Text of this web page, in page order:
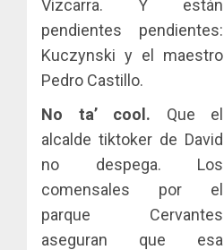
Vizcarra. Y están
pendientes pendientes:
Kuczynski y el maestro
Pedro Castillo.
No ta’ cool. Que el
alcalde tiktoker de David
no despega. Los
comensales por el
parque Cervantes
aseguran que esa